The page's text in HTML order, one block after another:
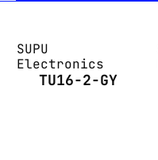
SUPU
Electronics
TU16-2-GY